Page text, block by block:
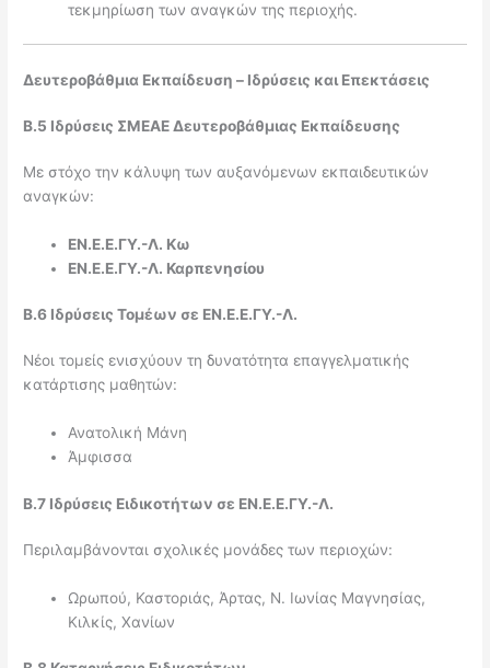
τεκμηρίωση των αναγκών της περιοχής.
Δευτεροβάθμια Εκπαίδευση – Ιδρύσεις και Επεκτάσεις
Β.5 Ιδρύσεις ΣΜΕΑΕ Δευτεροβάθμιας Εκπαίδευσης
Με στόχο την κάλυψη των αυξανόμενων εκπαιδευτικών
αναγκών:
ΕΝ.Ε.Ε.ΓΥ.-Λ. Κω
ΕΝ.Ε.Ε.ΓΥ.-Λ. Καρπενησίου
Β.6 Ιδρύσεις Τομέων σε ΕΝ.Ε.Ε.ΓΥ.-Λ.
Νέοι τομείς ενισχύουν τη δυνατότητα επαγγελματικής
κατάρτισης μαθητών:
Ανατολική Μάνη
Άμφισσα
Β.7 Ιδρύσεις Ειδικοτήτων σε ΕΝ.Ε.Ε.ΓΥ.-Λ.
Περιλαμβάνονται σχολικές μονάδες των περιοχών:
Ωρωπού, Καστοριάς, Άρτας, Ν. Ιωνίας Μαγνησίας,
Κιλκίς, Χανίων